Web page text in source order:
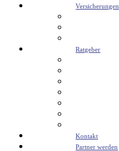
Versicherungen
Ratgeber
Kontakt
Partner werden